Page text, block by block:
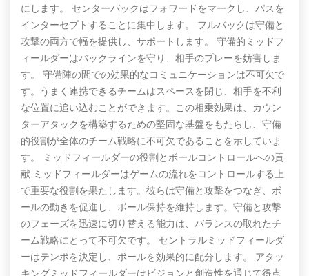
にします。 センターバックはフォワードをマークし、パスを
インターセプトすることに集中します。 フルバックは守備と
攻撃の両方で幅を提供し、サポートします。 守備的ミッドフ
ィールダーはバックラインを守り、相手のプレーを妨害しま
す。 守備陣の間での効果的なコミュニケーションは不可欠で
す。うまく連携できるチームはスペースを閉じ、相手を不利
な位置に追い込むことができます。この相乗効果は、カウン
ターアタックを構築するための堅固な基盤をもたらし、守備
的役割が全体のチーム戦略に不可欠であることを示していま
す。 ミッドフィールダーの役割とボールコントロールへの貢
献 ミッドフィールダーはゲームの流れをコントロールする上
で重要な役割を果たします。彼らは守備と攻撃をつなぎ、ボ
ールの動きを促進し、ボール保持を維持します。守備と攻撃
のフェーズを迅速に切り替える能力は、バランスの取れたチ
ーム戦略にとって不可欠です。 セントラルミッドフィールダ
ーはテンポを決定し、ボールを効果的に配分します。 アタッ
キングミッドフィールダーはビジョンと創造性を通じて得点